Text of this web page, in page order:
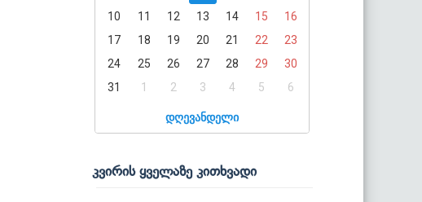
10
11 12 13 14 15
16
17
18 19 20 21 22
23
24
25 26 27 28 29
30
31
1 2 3 4 5 6
დღევანდელი
კვირის ყველაზე კითხვადი